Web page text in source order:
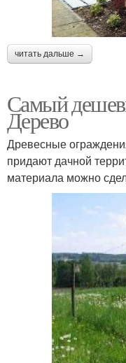
читать дальше →
Самый
Дерево
Древесные
придают дачной
материала можно